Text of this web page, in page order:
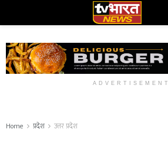
ADVERTISEMENT
Home प्रदेश उत्तर प्रदेश